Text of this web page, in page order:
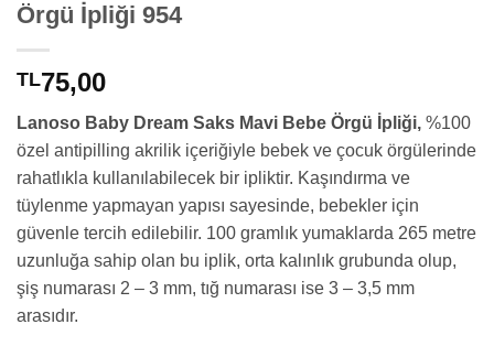
Örgü İpliği 954
TL75,00
Lanoso Baby Dream Saks Mavi Bebe Örgü İpliği, %100
özel antipilling akrilik içeriğiyle bebek ve çocuk örgülerinde
rahatlıkla kullanılabilecek bir ipliktir. Kaşındırma ve
tüylenme yapmayan yapısı sayesinde, bebekler için
güvenle tercih edilebilir. 100 gramlık yumaklarda 265 metre
uzunluğa sahip olan bu iplik, orta kalınlık grubunda olup,
şiş numarası 2 – 3 mm, tığ numarası ise 3 – 3,5 mm
arasıdır.